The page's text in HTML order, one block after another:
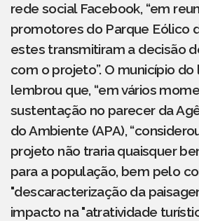
rede social Facebook, “em
promotores do Parque Eólico
estes transmitiram a decisão
com o projeto”. O município
lembrou que, “em vários
sustentação no parecer da
do Ambiente (APA),
projeto não traria quaisquer
para a população, bem pelo
"descaracterização da
impacto na "atratividade